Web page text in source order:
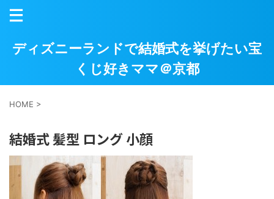
ディズニーランドで結婚式を挙げたい宝
くじ好きママ＠京都
HOME >
結婚式 髪型 ロング 小顔